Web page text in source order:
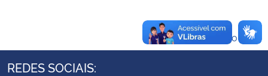
Voltar ao topo
REDES SOCIAIS: